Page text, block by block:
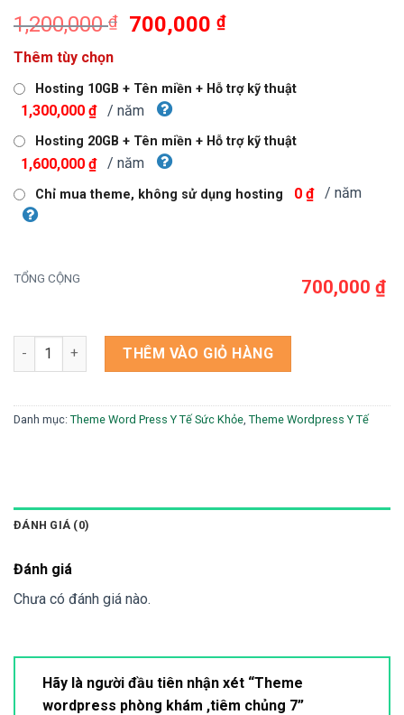
1,200,000₫
Giá
1,200,000 ₫.
700,000₫Giá
là:
Thêm tùy chọn
Hosting 10GB + Tên miền + Hỗ trợ kỹ thuật
1,300,000 ₫ / năm
Hosting 20GB + Tên miền + Hỗ trợ kỹ thuật
1,600,000 ₫ / năm
Chỉ mua theme, không sử dụng hosting 0 ₫ / năm
TỔNG CỘNG 700,000 ₫
Theme wordpress phòng khám ,tiêm chủng 7 số lượng
THÊM VÀO GIỎ HÀNG
Danh mục: Theme Word Press Y Tế Sức Khỏe Theme Wordpress Y Tế
ĐÁNH GIÁ (0)
Đánh giá
Chưa có đánh giá nào.
Hãy là người đầu tiên nhận xét “Theme
wordpress phòng khám ,tiêm chủng 7”